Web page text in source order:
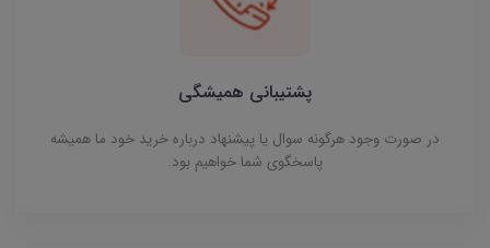
پشتیبانی همیشگی
در صورت وجود هرگونه سوال یا پیشنهاد درباره خرید خود ما همیشه
پاسخگوی شما خواهیم بود.